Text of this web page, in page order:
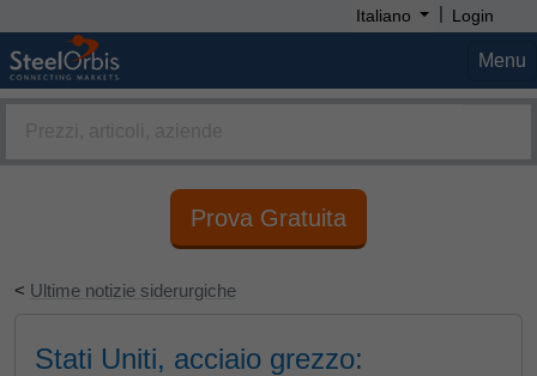
Italiano | Login
Menu
Prova Gratuita
< Ultime notizie siderurgiche
Stati Uniti, acciaio grezzo: